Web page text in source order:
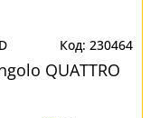
230464
QUATTRO